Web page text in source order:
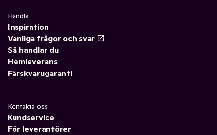
Handla
Inspiration
Vanliga frågor och svar
Så handlar du
Hemleverans
Färskvarugaranti
Kontakta oss
Kundservice
För leverantörer